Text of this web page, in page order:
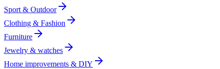
Sport & Outdoor​​​​‌ ‍ ​‍​‍‌‍ ‌ ​‍‌‍‍‌‌‍‌ ‌‍‍‌‌‍ ‍​‍​‍​ ‍‍​‍​‍‌ ​ ‌‍​‌‌‍ ‍‌‍‍‌‌ ‌​‌ ‍‌​‍ ‍‌‍‍‌‌‍ ​‍​‍​‍ ​​‍​‍‌‍‍​‌ ​‍‌‍‌‌‌‍‌‍​‍​‍​ ‍‍​‍​‍‌‍‍​‌ ‌​‌ ‌​‌ ​​​ ‍‍​‍ ​‍ ‌‍ ​‌‍ ‌‍​ ‌‍​‌‌‍ ​‌‍‍​‌‍ ‌ ​ ‌ ‌​​ ‍‍​ ​ ​ ​​​ ​​​ ​​​‍ ‌ ​ ‌ ‌​‌ ‌‌‌‍‌​‌‍‍‌‌‍ ​‍ ‌‍‍‌‌‍ ‍‌ ‌​‌‍‌‌‌‍ ‍‌ ‌​​‍ ‌‍‌‌‌‍‌​‌‍‍‌‌ ‌​​‍ ‌‍ ‌‌‍ ‌‍‌​‌‍‌‌​ ‌‌ ​​‌ ​‍‌‍‌‌‌ ​ ‌‍‌‌‌‍ ‍‌ ‌​‌‍​‌‌ ‌​‌‍‍‌‌‍ ‌‍ ‍​ ‍ ‌‍‍‌‌‍‌​​ ‌​ ​‌​ ‍​​ ‍​‌‍‌‍‌‍​ ​ ‌ ​ ​ ‌‍​ ​‍ ‌​ ​ ‌‍​‌​ ​​‌‍‌‌​‍ ‌​ ‌​​ ​ ​ ​‌​ ​​​‍ ‌​ ‍​‌‍‌‍​ ‍‌​ ​ ​‍ ‌‌‍​‌‌‍‌‍‌‍​ ‌‍​‍​ ‌‍‌‍​ ​ ​‌​ ​ ​ ‍‌​ ‍‌​ ‌‍‌‍​‍​ ‍ ‌ ‌​‌ ‍‌‌ ​​‌‍‌‌​ ‌‌‍ ‍‌‍​‌‌ ‌‍‌‍‍‌‌‍‌ ‌‍​‌‌ ‌​‌‍‍‌‌‍ ‌‍ ‍​ ‍ ‌ ​​‌‍​‌‌ ‌​‌‍‍​​ ‌‌‍ ‍‌‍​‌‌ ‌‍‌‍‍‌‌‍‌ ‌‍​‌‌ ‌​‌‍‍‌‌‍ ‌‍ ‍‌​‍‌‌ ‌​‌‍‌‌‌‍ ‌‌ ​ ​‍‌‌​ ‌‌‌​​‍‌‌ ‌‍‍ ‌‍‌‌‌ ‍‌​‍‌‌​ ​ ‌​‌​​‍‌‌​ ​ ‌​‌​​‍‌‌​ ​‍​ ​‍‌‍​‌​ ‌ ​ ‍‌‌‍​‌​ ‌‍‌‍​‌‌‍​ ​ ​‌‌‍‌​​ ‌ ​ ‍‌‌‍‌‍​‍‌‌​ ​‍​ ​‍​‍‌‌​ ‌‌‌​‌​​‍ ‍‌‍​ ‌‍‍​‌‍‍‌‌‍ ​‌‍‌​‌ ​‍‌‍‌‌‌‍ ‍​‍‌‌​ ‌‌‌​​‍‌‌ ‌‍‍ ‌‍‌‌‌ ‍‌​‍‌‌​ ​ ‌​‌​​‍‌‌​ ​ ‌​‌​​‍‌‌​ ​‍​ ​‍‌‍‌​​ ‌‍‌‍​ ​ ​​‌‍​‍​ ​ ‌‍​‍‌‍​‍‌‍​ ‌‍​‌​ ​​​ ​ ​‍‌‌​ ​‍​ ​‍​‍‌‌​ ‌‌‌​‌​​‍ ‍‌ ‌​‌‍‍‌‌ ‌​‌‍ ​‌‍‌‌​ ‌‍​‍‌‍​‌‌ ​ ‌‍‌‌‌‌‌‌‌ ​‍‌‍ ​​ ‌‌‍‍​‌ ‌​‌ ‌​‌ ​​​‍‌‌​ ​ ‌​​‌​‍‌‌​ ​‍‌​‌‍​‍‌‌​ ​‍‌​‌‍‌‍ ​‌‍ ‌‍​ ‌‍​‌‌‍ ​‌‍‍​‌‍ ‌ ​ ‌ ‌​​‍‌‌​ ​ ‌​​‌​ ​ ​ ​​​ ​​​ ​​​‍‌‌​ ​‍‌​‌‍‌ ​ ‌ ‌​‌ ‌‌‌‍‌​‌‍‍‌‌‍ ​‍‌‍‌‍‍‌‌‍‌​​ ‌​ ​‌​ ‍​​ ‍​‌‍‌‍‌‍​ ​ ‌ ​ ​ ‌‍​ ​‍ ‌​ ​ ‌‍​‌​ ​​‌‍‌‌​‍ ‌​ ‌​​ ​ ​ ​‌​ ​​​‍ ‌​ ‍​‌‍‌‍​ ‍‌​ ​ ​‍ ‌‌‍​‌‌‍‌‍‌‍​ ‌‍​‍​ ‌‍‌‍​ ​ ​‌​ ​ ​ ‍‌​ ‍‌​ ‌‍‌‍​‍​‍‌‍‌ ‌​‌ ‍‌‌ ​​‌‍‌‌​ ‌‌‍ ‍‌‍​‌‌ ‌‍‌‍‍‌‌‍‌ ‌‍​‌‌ ‌​‌‍‍‌‌‍ ‌‍ ‍​‍‌‍‌ ​​‌‍​‌‌ ‌​‌‍‍​​ ‌‌‍ ‍‌‍​‌‌ ‌‍‌‍‍‌‌‍‌ ‌‍​‌‌ ‌​‌‍‍‌‌‍ ‌‍ ‍‌​‍‌‌ ‌​‌‍‌‌‌‍ ‌‌ ​ ​‍‌‌​ ‌‌‌​​‍‌‌ ‌‍‍ ‌‍‌‌‌ ‍‌​‍‌‌​ ​ ‌​‌​​‍‌‌​ ​ ‌​‌​​‍‌‌​ ​‍​ ​‍‌‍​‌​ ‌ ​ ‍‌‌‍​‌​ ‌‍‌‍​‌‌‍​ ​ ​‌‌‍‌​​ ‌ ​ ‍‌‌‍‌‍​‍‌‌​ ​‍​ ​‍​‍‌‌​ ‌‌‌​‌​​‍ ‍‌‍​ ‌‍‍​‌‍‍‌‌‍ ​‌‍‌​‌ ​‍‌‍‌‌‌‍ ‍​‍‌‌​ ‌‌‌​​‍‌‌ ‌‍‍ ‌‍‌‌‌ ‍‌​‍‌‌​ ​ ‌​‌​​‍‌‌​ ​ ‌​‌​​‍‌‌​ ​‍​ ​‍‌‍‌​​ ‌‍‌‍​ ​ ​​‌‍​‍​ ​ ‌‍​‍‌‍​‍‌‍​ ‌‍​‌​ ​​​ ​ ​‍‌‌​ ​‍​ ​‍​‍‌‌​ ‌‌‌​‌​​‍ ‍‌ ‌​‌‍‍‌‌ ‌​‌‍ ​‌‍‌‌​‍‌‍‌ ​​‌‍‌‌‌ ​‍‌ ​ ‌ ​​‌‍‌‌‌‍​ ‌ ‌​‌‍‍‌‌ ‌‍‌‍‌‌​ ‌‌ ​​‌ ‌‌‌‍​‍‌‍ ​‌‍‍‌‌ ​ ‌‍‍​‌‍‌‌‌‍‌​​‍​‍‌ ‌
Clothing & Fashion​​​​‌ ‍ ​‍​‍‌‍ ‌ ​‍‌‍‍‌‌‍‌ ‌‍‍‌‌‍ ‍​‍​‍​ ‍‍​‍​‍‌ ​ ‌‍​‌‌‍ ‍‌‍‍‌‌ ‌​‌ ‍‌​‍ ‍‌‍‍‌‌‍ ​‍​‍​‍ ​​‍​‍‌‍‍​‌ ​‍‌‍‌‌‌‍‌‍​‍​‍​ ‍‍​‍​‍‌‍‍​‌ ‌​‌ ‌​‌ ​​​ ‍‍​‍ ​‍ ‌‍ ​‌‍ ‌‍​ ‌‍​‌‌‍ ​‌‍‍​‌‍ ‌ ​ ‌ ‌​​ ‍‍​ ​ ​ ​​​ ​​​ ​​​‍ ‌ ​ ‌ ‌​‌ ‌‌‌‍‌​‌‍‍‌‌‍ ​‍ ‌‍‍‌‌‍ ‍‌ ‌​‌‍‌‌‌‍ ‍‌ ‌​​‍ ‌‍‌‌‌‍‌​‌‍‍‌‌ ‌​​‍ ‌‍ ‌‌‍ ‌‍‌​‌‍‌‌​ ‌‌ ​​‌ ​‍‌‍‌‌‌ ​ ‌‍‌‌‌‍ ‍‌ ‌​‌‍​‌‌ ‌​‌‍‍‌‌‍ ‌‍ ‍​ ‍ ‌‍‍‌‌‍‌​​ ‌​ ​‌​ ‍​​ ‍​‌‍‌‍‌‍​ ​ ‌ ​ ​ ‌‍​ ​‍ ‌​ ​ ‌‍​‌​ ​​‌‍‌‌​‍ ‌​ ‌​​ ​ ​ ​‌​ ​​​‍ ‌​ ‍​‌‍‌‍​ ‍‌​ ​ ​‍ ‌‌‍​‌‌‍‌‍‌‍​ ‌‍​‍​ ‌‍‌‍​ ​ ​‌​ ​ ​ ‍‌​ ‍‌​ ‌‍‌‍​‍​ ‍ ‌ ‌​‌ ‍‌‌ ​​‌‍‌‌​ ‌‌‍ ‍‌‍​‌‌ ‌‍‌‍‍‌‌‍‌ ‌‍​‌‌ ‌​‌‍‍‌‌‍ ‌‍ ‍​ ‍ ‌ ​​‌‍​‌‌ ‌​‌‍‍​​ ‌‌‍ ‍‌‍​‌‌ ‌‍‌‍‍‌‌‍‌ ‌‍​‌‌ ‌​‌‍‍‌‌‍ ‌‍ ‍‌​‍‌‌ ‌​‌‍‌‌‌‍ ‌‌ ​ ​‍‌‌​ ‌‌‌​​‍‌‌ ‌‍‍ ‌‍‌‌‌ ‍‌​‍‌‌​ ​ ‌​‌​​‍‌‌​ ​ ‌​‌​​‍‌‌​ ​‍​ ​‍‌‍​‌​ ‌ ​ ‍‌‌‍​‌​ ‌‍‌‍​‌‌‍​ ​ ​‌‌‍‌​​ ‌ ​ ‍‌‌‍‌‍​‍‌‌​ ​‍​ ​‍​‍‌‌​ ‌‌‌​‌​​‍ ‍‌‍​ ‌‍‍​‌‍‍‌‌‍ ​‌‍‌​‌ ​‍‌‍‌‌‌‍ ‍​‍‌‌​ ‌‌‌​​‍‌‌ ‌‍‍ ‌‍‌‌‌ ‍‌​‍‌‌​ ​ ‌​‌​​‍‌‌​ ​ ‌​‌​​‍‌‌​ ​‍​ ​‍‌‍​ ‌‍‌‍‌‍‌‍​ ‍‌‌‍​‌​ ​​​ ‍‌​ ‌​​ ‍​​ ​​​ ‍​​ ​‍​‍‌‌​ ​‍​ ​‍​‍‌‌​ ‌‌‌​‌​​‍ ‍‌ ‌​‌‍‍‌‌ ‌​‌‍ ​‌‍‌‌​ ‌‍​‍‌‍​‌‌ ​ ‌‍‌‌‌‌‌‌‌ ​‍‌‍ ​​ ‌‌‍‍​‌ ‌​‌ ‌​‌ ​​​‍‌‌​ ​ ‌​​‌​‍‌‌​ ​‍‌​‌‍​‍‌‌​ ​‍‌​‌‍‌‍ ​‌‍ ‌‍​ ‌‍​‌‌‍ ​‌‍‍​‌‍ ‌ ​ ‌ ‌​​‍‌‌​ ​ ‌​​‌​ ​ ​ ​​​ ​​​ ​​​‍‌‌​ ​‍‌​‌‍‌ ​ ‌ ‌​‌ ‌‌‌‍‌​‌‍‍‌‌‍ ​‍‌‍‌‍‍‌‌‍‌​​ ‌​ ​‌​ ‍​​ ‍​‌‍‌‍‌‍​ ​ ‌ ​ ​ ‌‍​ ​‍ ‌​ ​ ‌‍​‌​ ​​‌‍‌‌​‍ ‌​ ‌​​ ​ ​ ​‌​ ​​​‍ ‌​ ‍​‌‍‌‍​ ‍‌​ ​ ​‍ ‌‌‍​‌‌‍‌‍‌‍​ ‌‍​‍​ ‌‍‌‍​ ​ ​‌​ ​ ​ ‍‌​ ‍‌​ ‌‍‌‍​‍​‍‌‍‌ ‌​‌ ‍‌‌ ​​‌‍‌‌​ ‌‌‍ ‍‌‍​‌‌ ‌‍‌‍‍‌‌‍‌ ‌‍​‌‌ ‌​‌‍‍‌‌‍ ‌‍ ‍​‍‌‍‌ ​​‌‍​‌‌ ‌​‌‍‍​​ ‌‌‍ ‍‌‍​‌‌ ‌‍‌‍‍‌‌‍‌ ‌‍​‌‌ ‌​‌‍‍‌‌‍ ‌‍ ‍‌​‍‌‌ ‌​‌‍‌‌‌‍ ‌‌ ​ ​‍‌‌​ ‌‌‌​​‍‌‌ ‌‍‍ ‌‍‌‌‌ ‍‌​‍‌‌​ ​ ‌​‌​​‍‌‌​ ​ ‌​‌​​‍‌‌​ ​‍​ ​‍‌‍​‌​ ‌ ​ ‍‌‌‍​‌​ ‌‍‌‍​‌‌‍​ ​ ​‌‌‍‌​​ ‌ ​ ‍‌‌‍‌‍​‍‌‌​ ​‍​ ​‍​‍‌‌​ ‌‌‌​‌​​‍ ‍‌‍​ ‌‍‍​‌‍‍‌‌‍ ​‌‍‌​‌ ​‍‌‍‌‌‌‍ ‍​‍‌‌​ ‌‌‌​​‍‌‌ ‌‍‍ ‌‍‌‌‌ ‍‌​‍‌‌​ ​ ‌​‌​​‍‌‌​ ​ ‌​‌​​‍‌‌​ ​‍​ ​‍‌‍​ ‌‍‌‍‌‍‌‍​ ‍‌‌‍​‌​ ​​​ ‍‌​ ‌​​ ‍​​ ​​​ ‍​​ ​‍​‍‌‌​ ​‍​ ​‍​‍‌‌​ ‌‌‌​‌​​‍ ‍‌ ‌​‌‍‍‌‌ ‌​‌‍ ​‌‍‌‌​‍‌‍‌ ​​‌‍‌‌‌ ​‍‌ ​ ‌ ​​‌‍‌‌‌‍​ ‌ ‌​‌‍‍‌‌ ‌‍‌‍‌‌​ ‌‌ ​​‌ ‌‌‌‍​‍‌‍ ​‌‍‍‌‌ ​ ‌‍‍​‌‍‌‌‌‍‌​​‍​‍‌ ‌
Furniture​​​​‌ ‍ ​‍​‍‌‍ ‌ ​‍‌‍‍‌‌‍‌ ‌‍‍‌‌‍ ‍​‍​‍​ ‍‍​‍​‍‌ ​ ‌‍​‌‌‍ ‍‌‍‍‌‌ ‌​‌ ‍‌​‍ ‍‌‍‍‌‌‍ ​‍​‍​‍ ​​‍​‍‌‍‍​‌ ​‍‌‍‌‌‌‍‌‍​‍​‍​ ‍‍​‍​‍‌‍‍​‌ ‌​‌ ‌​‌ ​​​ ‍‍​‍ ​‍ ‌‍ ​‌‍ ‌‍​ ‌‍​‌‌‍ ​‌‍‍​‌‍ ‌ ​ ‌ ‌​​ ‍‍​ ​ ​ ​​​ ​​​ ​​​‍ ‌ ​ ‌ ‌​‌ ‌‌‌‍‌​‌‍‍‌‌‍ ​‍ ‌‍‍‌‌‍ ‍‌ ‌​‌‍‌‌‌‍ ‍‌ ‌​​‍ ‌‍‌‌‌‍‌​‌‍‍‌‌ ‌​​‍ ‌‍ ‌‌‍ ‌‍‌​‌‍‌‌​ ‌‌ ​​‌ ​‍‌‍‌‌‌ ​ ‌‍‌‌‌‍ ‍‌ ‌​‌‍​‌‌ ‌​‌‍‍‌‌‍ ‌‍ ‍​ ‍ ‌‍‍‌‌‍‌​​ ‌​ ​‌​ ‍​​ ‍​‌‍‌‍‌‍​ ​ ‌ ​ ​ ‌‍​ ​‍ ‌​ ​ ‌‍​‌​ ​​‌‍‌‌​‍ ‌​ ‌​​ ​ ​ ​‌​ ​​​‍ ‌​ ‍​‌‍‌‍​ ‍‌​ ​ ​‍ ‌‌‍​‌‌‍‌‍‌‍​ ‌‍​‍​ ‌‍‌‍​ ​ ​‌​ ​ ​ ‍‌​ ‍‌​ ‌‍‌‍​‍​ ‍ ‌ ‌​‌ ‍‌‌ ​​‌‍‌‌​ ‌‌‍ ‍‌‍​‌‌ ‌‍‌‍‍‌‌‍‌ ‌‍​‌‌ ‌​‌‍‍‌‌‍ ‌‍ ‍​ ‍ ‌ ​​‌‍​‌‌ ‌​‌‍‍​​ ‌‌‍ ‍‌‍​‌‌ ‌‍‌‍‍‌‌‍‌ ‌‍​‌‌ ‌​‌‍‍‌‌‍ ‌‍ ‍‌​‍‌‌ ‌​‌‍‌‌‌‍ ‌‌ ​ ​‍‌‌​ ‌‌‌​​‍‌‌ ‌‍‍ ‌‍‌‌‌ ‍‌​‍‌‌​ ​ ‌​‌​​‍‌‌​ ​ ‌​‌​​‍‌‌​ ​‍​ ​‍‌‍​‌​ ‌ ​ ‍‌‌‍​‌​ ‌‍‌‍​‌‌‍​ ​ ​‌‌‍‌​​ ‌ ​ ‍‌‌‍‌‍​‍‌‌​ ​‍​ ​‍​‍‌‌​ ‌‌‌​‌​​‍ ‍‌‍​ ‌‍‍​‌‍‍‌‌‍ ​‌‍‌​‌ ​‍‌‍‌‌‌‍ ‍​‍‌‌​ ‌‌‌​​‍‌‌ ‌‍‍ ‌‍‌‌‌ ‍‌​‍‌‌​ ​ ‌​‌​​‍‌‌​ ​ ‌​‌​​‍‌‌​ ​‍​ ​‍​ ‌‍‌‍‌‍‌‍‌‌‌‍‌​​ ​ ‌‍‌‌​ ‌‍​ ​ ​ ​​‌‍‌‍​ ​‌​ ​ ​‍‌‌​ ​‍​ ​‍​‍‌‌​ ‌‌‌​‌​​‍ ‍‌ ‌​‌‍‍‌‌ ‌​‌‍ ​‌‍‌‌​ ‌‍​‍‌‍​‌‌ ​ ‌‍‌‌‌‌‌‌‌ ​‍‌‍ ​​ ‌‌‍‍​‌ ‌​‌ ‌​‌ ​​​‍‌‌​ ​ ‌​​‌​‍‌‌​ ​‍‌​‌‍​‍‌‌​ ​‍‌​‌‍‌‍ ​‌‍ ‌‍​ ‌‍​‌‌‍ ​‌‍‍​‌‍ ‌ ​ ‌ ‌​​‍‌‌​ ​ ‌​​‌​ ​ ​ ​​​ ​​​ ​​​‍‌‌​ ​‍‌​‌‍‌ ​ ‌ ‌​‌ ‌‌‌‍‌​‌‍‍‌‌‍ ​‍‌‍‌‍‍‌‌‍‌​​ ‌​ ​‌​ ‍​​ ‍​‌‍‌‍‌‍​ ​ ‌ ​ ​ ‌‍​ ​‍ ‌​ ​ ‌‍​‌​ ​​‌‍‌‌​‍ ‌​ ‌​​ ​ ​ ​‌​ ​​​‍ ‌​ ‍​‌‍‌‍​ ‍‌​ ​ ​‍ ‌‌‍​‌‌‍‌‍‌‍​ ‌‍​‍​ ‌‍‌‍​ ​ ​‌​ ​ ​ ‍‌​ ‍‌​ ‌‍‌‍​‍​‍‌‍‌ ‌​‌ ‍‌‌ ​​‌‍‌‌​ ‌‌‍ ‍‌‍​‌‌ ‌‍‌‍‍‌‌‍‌ ‌‍​‌‌ ‌​‌‍‍‌‌‍ ‌‍ ‍​‍‌‍‌ ​​‌‍​‌‌ ‌​‌‍‍​​ ‌‌‍ ‍‌‍​‌‌ ‌‍‌‍‍‌‌‍‌ ‌‍​‌‌ ‌​‌‍‍‌‌‍ ‌‍ ‍‌​‍‌‌ ‌​‌‍‌‌‌‍ ‌‌ ​ ​‍‌‌​ ‌‌‌​​‍‌‌ ‌‍‍ ‌‍‌‌‌ ‍‌​‍‌‌​ ​ ‌​‌​​‍‌‌​ ​ ‌​‌​​‍‌‌​ ​‍​ ​‍‌‍​‌​ ‌ ​ ‍‌‌‍​‌​ ‌‍‌‍​‌‌‍​ ​ ​‌‌‍‌​​ ‌ ​ ‍‌‌‍‌‍​‍‌‌​ ​‍​ ​‍​‍‌‌​ ‌‌‌​‌​​‍ ‍‌‍​ ‌‍‍​‌‍‍‌‌‍ ​‌‍‌​‌ ​‍‌‍‌‌‌‍ ‍​‍‌‌​ ‌‌‌​​‍‌‌ ‌‍‍ ‌‍‌‌‌ ‍‌​‍‌‌​ ​ ‌​‌​​‍‌‌​ ​ ‌​‌​​‍‌‌​ ​‍​ ​‍​ ‌‍‌‍‌‍‌‍‌‌‌‍‌​​ ​ ‌‍‌‌​ ‌‍​ ​ ​ ​​‌‍‌‍​ ​‌​ ​ ​‍‌‌​ ​‍​ ​‍​‍‌‌​ ‌‌‌​‌​​‍ ‍‌ ‌​‌‍‍‌‌ ‌​‌‍ ​‌‍‌‌​‍‌‍‌ ​​‌‍‌‌‌ ​‍‌ ​ ‌ ​​‌‍‌‌‌‍​ ‌ ‌​‌‍‍‌‌ ‌‍‌‍‌‌​ ‌‌ ​​‌ ‌‌‌‍​‍‌‍ ​‌‍‍‌‌ ​ ‌‍‍​‌‍‌‌‌‍‌​​‍​‍‌ ‌
Jewelry & watches​​​​‌ ‍ ​‍​‍‌‍ ‌ ​‍‌‍‍‌‌‍‌ ‌‍‍‌‌‍ ‍​‍​‍​ ‍‍​‍​‍‌ ​ ‌‍​‌‌‍ ‍‌‍‍‌‌ ‌​‌ ‍‌​‍ ‍‌‍‍‌‌‍ ​‍​‍​‍ ​​‍​‍‌‍‍​‌ ​‍‌‍‌‌‌‍‌‍​‍​‍​ ‍‍​‍​‍‌‍‍​‌ ‌​‌ ‌​‌ ​​​ ‍‍​‍ ​‍ ‌‍ ​‌‍ ‌‍​ ‌‍​‌‌‍ ​‌‍‍​‌‍ ‌ ​ ‌ ‌​​ ‍‍​ ​ ​ ​​​ ​​​ ​​​‍ ‌ ​ ‌ ‌​‌ ‌‌‌‍‌​‌‍‍‌‌‍ ​‍ ‌‍‍‌‌‍ ‍‌ ‌​‌‍‌‌‌‍ ‍‌ ‌​​‍ ‌‍‌‌‌‍‌​‌‍‍‌‌ ‌​​‍ ‌‍ ‌‌‍ ‌‍‌​‌‍‌‌​ ‌‌ ​​‌ ​‍‌‍‌‌‌ ​ ‌‍‌‌‌‍ ‍‌ ‌​‌‍​‌‌ ‌​‌‍‍‌‌‍ ‌‍ ‍​ ‍ ‌‍‍‌‌‍‌​​ ‌​ ​‌​ ‍​​ ‍​‌‍‌‍‌‍​ ​ ‌ ​ ​ ‌‍​ ​‍ ‌​ ​ ‌‍​‌​ ​​‌‍‌‌​‍ ‌​ ‌​​ ​ ​ ​‌​ ​​​‍ ‌​ ‍​‌‍‌‍​ ‍‌​ ​ ​‍ ‌‌‍​‌‌‍‌‍‌‍​ ‌‍​‍​ ‌‍‌‍​ ​ ​‌​ ​ ​ ‍‌​ ‍‌​ ‌‍‌‍​‍​ ‍ ‌ ‌​‌ ‍‌‌ ​​‌‍‌‌​ ‌‌‍ ‍‌‍​‌‌ ‌‍‌‍‍‌‌‍‌ ‌‍​‌‌ ‌​‌‍‍‌‌‍ ‌‍ ‍​ ‍ ‌ ​​‌‍​‌‌ ‌​‌‍‍​​ ‌‌‍ ‍‌‍​‌‌ ‌‍‌‍‍‌‌‍‌ ‌‍​‌‌ ‌​‌‍‍‌‌‍ ‌‍ ‍‌​‍‌‌ ‌​‌‍‌‌‌‍ ‌‌ ​ ​‍‌‌​ ‌‌‌​​‍‌‌ ‌‍‍ ‌‍‌‌‌ ‍‌​‍‌‌​ ​ ‌​‌​​‍‌‌​ ​ ‌​‌​​‍‌‌​ ​‍​ ​‍‌‍​‌​ ‌ ​ ‍‌‌‍​‌​ ‌‍‌‍​‌‌‍​ ​ ​‌‌‍‌​​ ‌ ​ ‍‌‌‍‌‍​‍‌‌​ ​‍​ ​‍​‍‌‌​ ‌‌‌​‌​​‍ ‍‌‍​ ‌‍‍​‌‍‍‌‌‍ ​‌‍‌​‌ ​‍‌‍‌‌‌‍ ‍​‍‌‌​ ‌‌‌​​‍‌‌ ‌‍‍ ‌‍‌‌‌ ‍‌​‍‌‌​ ​ ‌​‌​​‍‌‌​ ​ ‌​‌​​‍‌‌​ ​‍​ ​‍‌‍‌‌​ ‌‌‌‍​‌​ ​​​ ​ ​ ‌​​ ‌‍​ ​‍‌‍​‌​ ‌ ‌‍​‌​ ‍​​‍‌‌​ ​‍​ ​‍​‍‌‌​ ‌‌‌​‌​​‍ ‍‌ ‌​‌‍‍‌‌ ‌​‌‍ ​‌‍‌‌​ ‌‍​‍‌‍​‌‌ ​ ‌‍‌‌‌‌‌‌‌ ​‍‌‍ ​​ ‌‌‍‍​‌ ‌​‌ ‌​‌ ​​​‍‌‌​ ​ ‌​​‌​‍‌‌​ ​‍‌​‌‍​‍‌‌​ ​‍‌​‌‍‌‍ ​‌‍ ‌‍​ ‌‍​‌‌‍ ​‌‍‍​‌‍ ‌ ​ ‌ ‌​​‍‌‌​ ​ ‌​​‌​ ​ ​ ​​​ ​​​ ​​​‍‌‌​ ​‍‌​‌‍‌ ​ ‌ ‌​‌ ‌‌‌‍‌​‌‍‍‌‌‍ ​‍‌‍‌‍‍‌‌‍‌​​ ‌​ ​‌​ ‍​​ ‍​‌‍‌‍‌‍​ ​ ‌ ​ ​ ‌‍​ ​‍ ‌​ ​ ‌‍​‌​ ​​‌‍‌‌​‍ ‌​ ‌​​ ​ ​ ​‌​ ​​​‍ ‌​ ‍​‌‍‌‍​ ‍‌​ ​ ​‍ ‌‌‍​‌‌‍‌‍‌‍​ ‌‍​‍​ ‌‍‌‍​ ​ ​‌​ ​ ​ ‍‌​ ‍‌​ ‌‍‌‍​‍​‍‌‍‌ ‌​‌ ‍‌‌ ​​‌‍‌‌​ ‌‌‍ ‍‌‍​‌‌ ‌‍‌‍‍‌‌‍‌ ‌‍​‌‌ ‌​‌‍‍‌‌‍ ‌‍ ‍​‍‌‍‌ ​​‌‍​‌‌ ‌​‌‍‍​​ ‌‌‍ ‍‌‍​‌‌ ‌‍‌‍‍‌‌‍‌ ‌‍​‌‌ ‌​‌‍‍‌‌‍ ‌‍ ‍‌​‍‌‌ ‌​‌‍‌‌‌‍ ‌‌ ​ ​‍‌‌​ ‌‌‌​​‍‌‌ ‌‍‍ ‌‍‌‌‌ ‍‌​‍‌‌​ ​ ‌​‌​​‍‌‌​ ​ ‌​‌​​‍‌‌​ ​‍​ ​‍‌‍​‌​ ‌ ​ ‍‌‌‍​‌​ ‌‍‌‍​‌‌‍​ ​ ​‌‌‍‌​​ ‌ ​ ‍‌‌‍‌‍​‍‌‌​ ​‍​ ​‍​‍‌‌​ ‌‌‌​‌​​‍ ‍‌‍​ ‌‍‍​‌‍‍‌‌‍ ​‌‍‌​‌ ​‍‌‍‌‌‌‍ ‍​‍‌‌​ ‌‌‌​​‍‌‌ ‌‍‍ ‌‍‌‌‌ ‍‌​‍‌‌​ ​ ‌​‌​​‍‌‌​ ​ ‌​‌​​‍‌‌​ ​‍​ ​‍‌‍‌‌​ ‌‌‌‍​‌​ ​​​ ​ ​ ‌​​ ‌‍​ ​‍‌‍​‌​ ‌ ‌‍​‌​ ‍​​‍‌‌​ ​‍​ ​‍​‍‌‌​ ‌‌‌​‌​​‍ ‍‌ ‌​‌‍‍‌‌ ‌​‌‍ ​‌‍‌‌​‍‌‍‌ ​​‌‍‌‌‌ ​‍‌ ​ ‌ ​​‌‍‌‌‌‍​ ‌ ‌​‌‍‍‌‌ ‌‍‌‍‌‌​ ‌‌ ​​‌ ‌‌‌‍​‍‌‍ ​‌‍‍‌‌ ​ ‌‍‍​‌‍‌‌‌‍‌​​‍​‍‌ ‌
Home improvements & DIY​​​​‌ ‍ ​‍​‍‌‍ ‌ ​‍‌‍‍‌‌‍‌ ‌‍‍‌‌‍ ‍​‍​‍​ ‍‍​‍​‍‌ ​ ‌‍​‌‌‍ ‍‌‍‍‌‌ ‌​‌ ‍‌​‍ ‍‌‍‍‌‌‍ ​‍​‍​‍ ​​‍​‍‌‍‍​‌ ​‍‌‍‌‌‌‍‌‍​‍​‍​ ‍‍​‍​‍‌‍‍​‌ ‌​‌ ‌​‌ ​​​ ‍‍​‍ ​‍ ‌‍ ​‌‍ ‌‍​ ‌‍​‌‌‍ ​‌‍‍​‌‍ ‌ ​ ‌ ‌​​ ‍‍​ ​ ​ ​​​ ​​​ ​​​‍ ‌ ​ ‌ ‌​‌ ‌‌‌‍‌​‌‍‍‌‌‍ ​‍ ‌‍‍‌‌‍ ‍‌ ‌​‌‍‌‌‌‍ ‍‌ ‌​​‍ ‌‍‌‌‌‍‌​‌‍‍‌‌ ‌​​‍ ‌‍ ‌‌‍ ‌‍‌​‌‍‌‌​ ‌‌ ​​‌ ​‍‌‍‌‌‌ ​ ‌‍‌‌‌‍ ‍‌ ‌​‌‍​‌‌ ‌​‌‍‍‌‌‍ ‌‍ ‍​ ‍ ‌‍‍‌‌‍‌​​ ‌​ ​‌​ ‍​​ ‍​‌‍‌‍‌‍​ ​ ‌ ​ ​ ‌‍​ ​‍ ‌​ ​ ‌‍​‌​ ​​‌‍‌‌​‍ ‌​ ‌​​ ​ ​ ​‌​ ​​​‍ ‌​ ‍​‌‍‌‍​ ‍‌​ ​ ​‍ ‌‌‍​‌‌‍‌‍‌‍​ ‌‍​‍​ ‌‍‌‍​ ​ ​‌​ ​ ​ ‍‌​ ‍‌​ ‌‍‌‍​‍​ ‍ ‌ ‌​‌ ‍‌‌ ​​‌‍‌‌​ ‌‌‍ ‍‌‍​‌‌ ‌‍‌‍‍‌‌‍‌ ‌‍​‌‌ ‌​‌‍‍‌‌‍ ‌‍ ‍​ ‍ ‌ ​​‌‍​‌‌ ‌​‌‍‍​​ ‌‌‍ ‍‌‍​‌‌ ‌‍‌‍‍‌‌‍‌ ‌‍​‌‌ ‌​‌‍‍‌‌‍ ‌‍ ‍‌​‍‌‌ ‌​‌‍‌‌‌‍ ‌‌ ​ ​‍‌‌​ ‌‌‌​​‍‌‌ ‌‍‍ ‌‍‌‌‌ ‍‌​‍‌‌​ ​ ‌​‌​​‍‌‌​ ​ ‌​‌​​‍‌‌​ ​‍​ ​‍‌‍​‌​ ‌ ​ ‍‌‌‍​‌​ ‌‍‌‍​‌‌‍​ ​ ​‌‌‍‌​​ ‌ ​ ‍‌‌‍‌‍​‍‌‌​ ​‍​ ​‍​‍‌‌​ ‌‌‌​‌​​‍ ‍‌‍​ ‌‍‍​‌‍‍‌‌‍ ​‌‍‌​‌ ​‍‌‍‌‌‌‍ ‍​‍‌‌​ ‌‌‌​​‍‌‌ ‌‍‍ ‌‍‌‌‌ ‍‌​‍‌‌​ ​ ‌​‌​​‍‌‌​ ​ ‌​‌​​‍‌‌​ ​‍​ ​‍​ ​ ​ ​‍​ ‍‌​ ‌ ‌‍‌‌​ ‌ ​ ‌​​ ‍‌​ ‌​‌‍​‌​ ​‌​ ‍‌​‍‌‌​ ​‍​ ​‍​‍‌‌​ ‌‌‌​‌​​‍ ‍‌ ‌​‌‍‍‌‌ ‌​‌‍ ​‌‍‌‌​ ‌‍​‍‌‍​‌‌ ​ ‌‍‌‌‌‌‌‌‌ ​‍‌‍ ​​ ‌‌‍‍​‌ ‌​‌ ‌​‌ ​​​‍‌‌​ ​ ‌​​‌​‍‌‌​ ​‍‌​‌‍​‍‌‌​ ​‍‌​‌‍‌‍ ​‌‍ ‌‍​ ‌‍​‌‌‍ ​‌‍‍​‌‍ ‌ ​ ‌ ‌​​‍‌‌​ ​ ‌​​‌​ ​ ​ ​​​ ​​​ ​​​‍‌‌​ ​‍‌​‌‍‌ ​ ‌ ‌​‌ ‌‌‌‍‌​‌‍‍‌‌‍ ​‍‌‍‌‍‍‌‌‍‌​​ ‌​ ​‌​ ‍​​ ‍​‌‍‌‍‌‍​ ​ ‌ ​ ​ ‌‍​ ​‍ ‌​ ​ ‌‍​‌​ ​​‌‍‌‌​‍ ‌​ ‌​​ ​ ​ ​‌​ ​​​‍ ‌​ ‍​‌‍‌‍​ ‍‌​ ​ ​‍ ‌‌‍​‌‌‍‌‍‌‍​ ‌‍​‍​ ‌‍‌‍​ ​ ​‌​ ​ ​ ‍‌​ ‍‌​ ‌‍‌‍​‍​‍‌‍‌ ‌​‌ ‍‌‌ ​​‌‍‌‌​ ‌‌‍ ‍‌‍​‌‌ ‌‍‌‍‍‌‌‍‌ ‌‍​‌‌ ‌​‌‍‍‌‌‍ ‌‍ ‍​‍‌‍‌ ​​‌‍​‌‌ ‌​‌‍‍​​ ‌‌‍ ‍‌‍​‌‌ ‌‍‌‍‍‌‌‍‌ ‌‍​‌‌ ‌​‌‍‍‌‌‍ ‌‍ ‍‌​‍‌‌ ‌​‌‍‌‌‌‍ ‌‌ ​ ​‍‌‌​ ‌‌‌​​‍‌‌ ‌‍‍ ‌‍‌‌‌ ‍‌​‍‌‌​ ​ ‌​‌​​‍‌‌​ ​ ‌​‌​​‍‌‌​ ​‍​ ​‍‌‍​‌​ ‌ ​ ‍‌‌‍​‌​ ‌‍‌‍​‌‌‍​ ​ ​‌‌‍‌​​ ‌ ​ ‍‌‌‍‌‍​‍‌‌​ ​‍​ ​‍​‍‌‌​ ‌‌‌​‌​​‍ ‍‌‍​ ‌‍‍​‌‍‍‌‌‍ ​‌‍‌​‌ ​‍‌‍‌‌‌‍ ‍​‍‌‌​ ‌‌‌​​‍‌‌ ‌‍‍ ‌‍‌‌‌ ‍‌​‍‌‌​ ​ ‌​‌​​‍‌‌​ ​ ‌​‌​​‍‌‌​ ​‍​ ​‍​ ​ ​ ​‍​ ‍‌​ ‌ ‌‍‌‌​ ‌ ​ ‌​​ ‍‌​ ‌​‌‍​‌​ ​‌​ ‍‌​‍‌‌​ ​‍​ ​‍​‍‌‌​ ‌‌‌​‌​​‍ ‍‌ ‌​‌‍‍‌‌ ‌​‌‍ ​‌‍‌‌​‍‌‍‌ ​​‌‍‌‌‌ ​‍‌ ​ ‌ ​​‌‍‌‌‌‍​ ‌ ‌​‌‍‍‌‌ ‌‍‌‍‌‌​ ‌‌ ​​‌ ‌‌‌‍​‍‌‍ ​‌‍‍‌‌ ​ ‌‍‍​‌‍‌‌‌‍‌​​‍​‍‌ ‌